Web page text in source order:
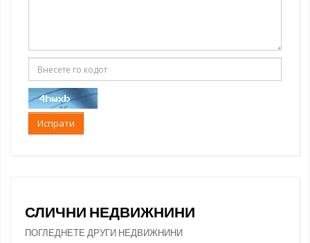
Испрати
СЛИЧНИ НЕДВИЖНИНИ
ПОГЛЕДНЕТЕ ДРУГИ НЕДВИЖНИНИ